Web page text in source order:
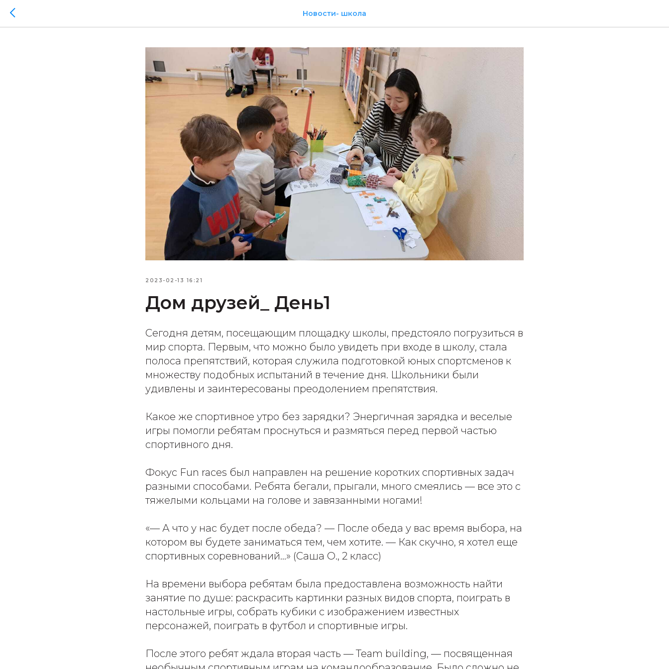
Новости- школа
2023-02-13 16:21
Дом друзей_ День1
Сегодня детям, посещающим площадку школы, предстояло погрузиться в
мир спорта. Первым, что можно было увидеть при входе в школу, стала
полоса препятствий, которая служила подготовкой юных спортсменов к
множеству подобных испытаний в течение дня. Школьники были
удивлены и заинтересованы преодолением препятствия.
Какое же спортивное утро без зарядки? Энергичная зарядка и веселые
игры помогли ребятам проснуться и размяться перед первой частью
спортивного дня.
Фокус Fun races был направлен на решение коротких спортивных задач
разными способами. Ребята бегали, прыгали, много смеялись — все это с
тяжелыми кольцами на голове и завязанными ногами!
«— А что у нас будет после обеда? — После обеда у вас время выбора, на
котором вы будете заниматься тем, чем хотите. — Как скучно, я хотел еще
спортивных соревнований…» (Саша О., 2 класс)
На времени выбора ребятам была предоставлена возможность найти
занятие по душе: раскрасить картинки разных видов спорта, поиграть в
настольные игры, собрать кубики с изображением известных
персонажей, поиграть в футбол и спортивные игры.
После этого ребят ждала вторая часть — Team building, — посвященная